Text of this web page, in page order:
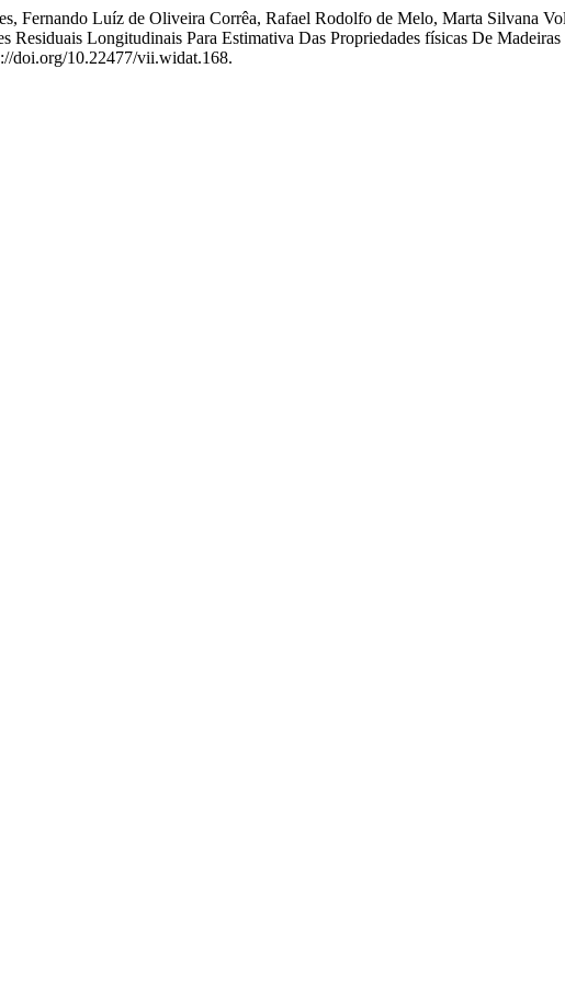
Fernando Luíz de Oliveira Corrêa, Rafael Rodolfo de Melo, Marta Silvana
Residuais Longitudinais Para Estimativa Das Propriedades físicas De
doi.org/10.22477/vii.widat.168.